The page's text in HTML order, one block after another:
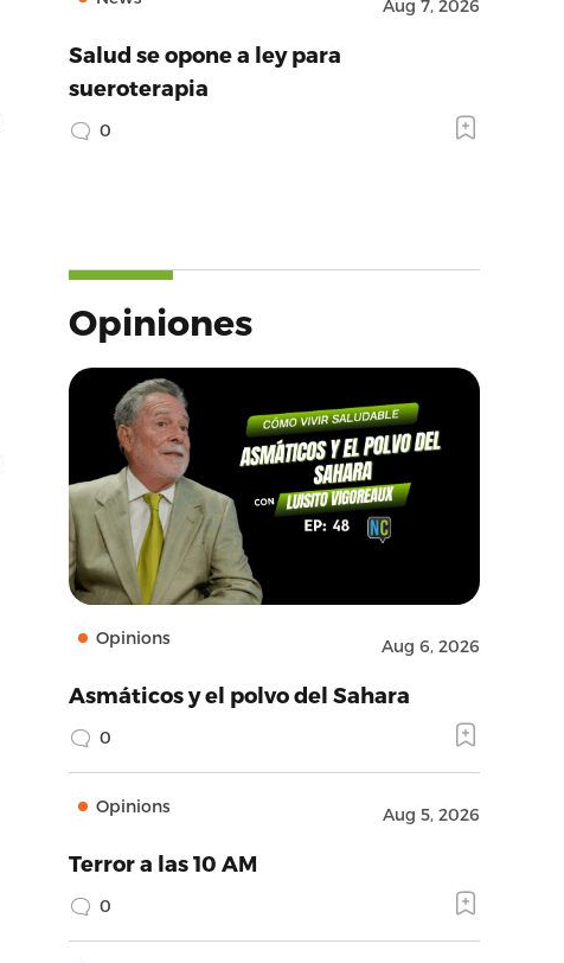
Aug 7, 2026
Salud se opone a ley para
sueroterapia
0
Opiniones
Opinions Aug 6, 2026
Asmáticos y el polvo del Sahara
0
Opinions Aug 5, 2026
Terror a las 10 AM
0